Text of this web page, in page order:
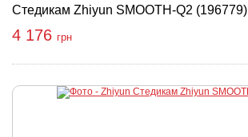
Стедикам Zhiyun SMOOTH-Q2 (196779)
4 176 грн